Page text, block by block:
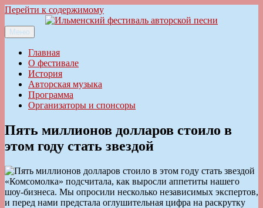
Перейти к содержимому
Ильменский фестиваль авторской песни
Меню
Главная
О фестивале
История
Авторская музыка
Программа
Организаторы и спонсоры
Пять миллионов долларов стоило в
этом году стать звездой
«Комсомолка» подсчитала, как выросли аппетиты нашего
шоу-бизнеса. Мы опросили несколько независимых экспертов,
и перед нами предстала оглушительная цифра на раскрутку